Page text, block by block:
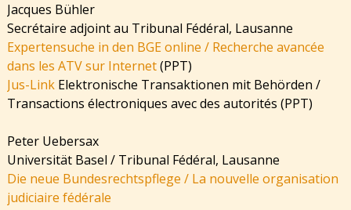
Jacques Bühler
Secrétaire adjoint au Tribunal Fédéral, Lausanne
Expertensuche in den BGE online / Recherche avancée
dans les ATV sur Internet(PPT)
Jus-LinkElektronische Transaktionen mit Behörden /
Transactions électroniques avec des autorités (PPT)
Peter Uebersax
Universität Basel / Tribunal Fédéral, Lausanne
Die neue Bundesrechtspflege / La nouvelle organisation
judiciaire fédérale